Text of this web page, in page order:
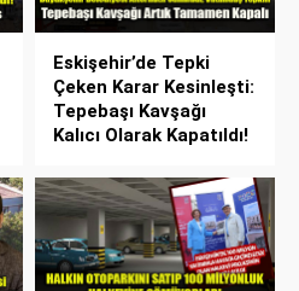
Eskişehir’de Tepki
Çeken Karar Kesinleşti:
Tepebaşı Kavşağı
Kalıcı Olarak Kapatıldı!